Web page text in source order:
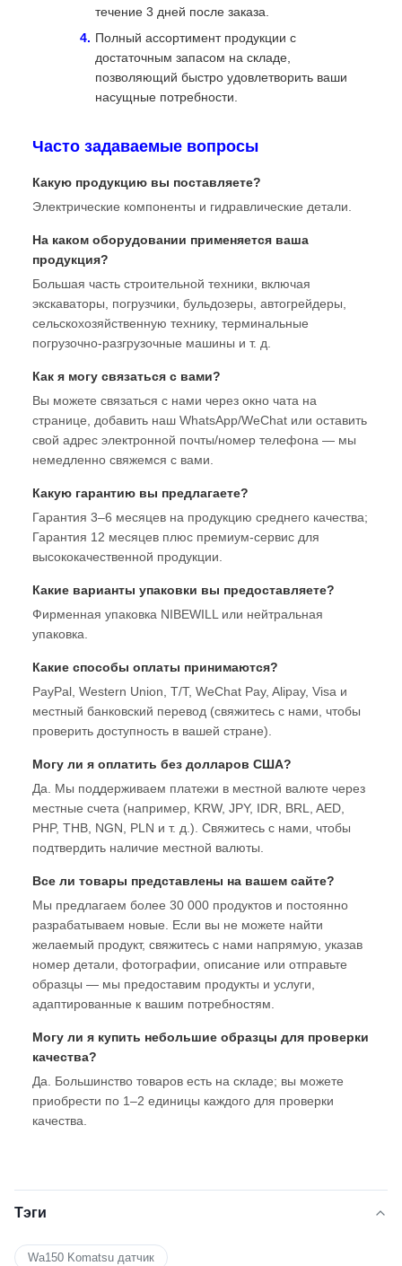
течение 3 дней после заказа.
Полный ассортимент продукции с
достаточным запасом на складе,
позволяющий быстро удовлетворить ваши
насущные потребности.
Часто задаваемые вопросы
Какую продукцию вы поставляете?
Электрические компоненты и гидравлические детали.
На каком оборудовании применяется ваша
продукция?
Большая часть строительной техники, включая
экскаваторы, погрузчики, бульдозеры, автогрейдеры,
сельскохозяйственную технику, терминальные
погрузочно-разгрузочные машины и т. д.
Как я могу связаться с вами?
Вы можете связаться с нами через окно чата на
странице, добавить наш WhatsApp/WeChat или оставить
свой адрес электронной почты/номер телефона — мы
немедленно свяжемся с вами.
Какую гарантию вы предлагаете?
Гарантия 3–6 месяцев на продукцию среднего качества;
Гарантия 12 месяцев плюс премиум-сервис для
высококачественной продукции.
Какие варианты упаковки вы предоставляете?
Фирменная упаковка NIBEWILL или нейтральная
упаковка.
Какие способы оплаты принимаются?
PayPal, Western Union, T/T, WeChat Pay, Alipay, Visa и
местный банковский перевод (свяжитесь с нами, чтобы
проверить доступность в вашей стране).
Могу ли я оплатить без долларов США?
Да. Мы поддерживаем платежи в местной валюте через
местные счета (например, KRW, JPY, IDR, BRL, AED,
PHP, THB, NGN, PLN и т. д.). Свяжитесь с нами, чтобы
подтвердить наличие местной валюты.
Все ли товары представлены на вашем сайте?
Мы предлагаем более 30 000 продуктов и постоянно
разрабатываем новые. Если вы не можете найти
желаемый продукт, свяжитесь с нами напрямую, указав
номер детали, фотографии, описание или отправьте
образцы — мы предоставим продукты и услуги,
адаптированные к вашим потребностям.
Могу ли я купить небольшие образцы для проверки
качества?
Да. Большинство товаров есть на складе; вы можете
приобрести по 1–2 единицы каждого для проверки
качества.
Тэги
Wa150 Komatsu датчик